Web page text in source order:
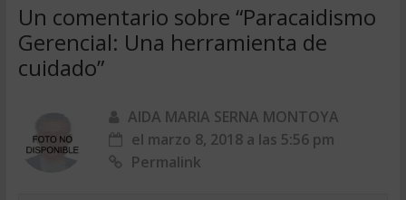
Un comentario sobre “Paracaidismo
Gerencial: Una herramienta de
cuidado”
AIDA MARIA SERNA MONTOYA
el marzo 8, 2018 a las 5:56 pm
Permalink